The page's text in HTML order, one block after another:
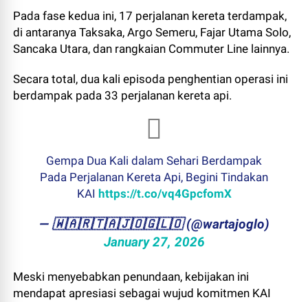
Pada fase kedua ini, 17 perjalanan kereta terdampak,
di antaranya Taksaka, Argo Semeru, Fajar Utama Solo,
Sancaka Utara, dan rangkaian Commuter Line lainnya.
Secara total, dua kali episoda penghentian operasi ini
berdampak pada 33 perjalanan kereta api.
Gempa Dua Kali dalam Sehari Berdampak
Pada Perjalanan Kereta Api, Begini Tindakan
KAI https://t.co/vq4GpcfomX
— ​🇼​​🇦​​🇷​​🇹​​🇦​​🇯​​🇴​​🇬​​🇱​​🇴 (@wartajoglo)
January 27, 2026
Meski menyebabkan penundaan, kebijakan ini
mendapat apresiasi sebagai wujud komitmen KAI